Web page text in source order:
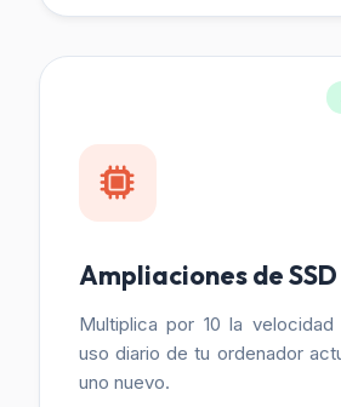
Ampliaciones de SSD
Multiplica por 10 la
uso diario de tu ordenador
uno nuevo.